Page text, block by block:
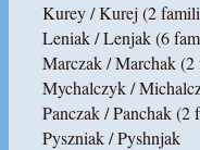
Kurey / Kurej (2
Leniak / Lenjak (6
Marczak / Marchak (2
Mychalczyk /
Panczak / Panchak (2
Pyszniak / Pyshnjak